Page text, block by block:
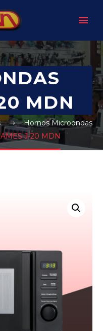
MDN
Hornos Microondas
J-20 MDN